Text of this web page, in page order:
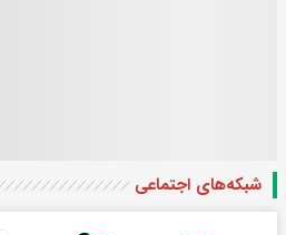
شبکه‌های اجتماعی